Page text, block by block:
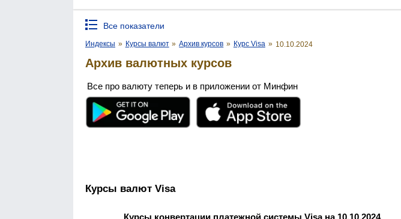
Все показатели
Индексы » Курсы валют » Архив курсов » Курс Visa » 10.10.2024
Архив валютных курсов
Все про валюту теперь и в приложении от Минфин
Курсы валют Visa
Курсы конвертации платежной системы Visa на 10.10.2024